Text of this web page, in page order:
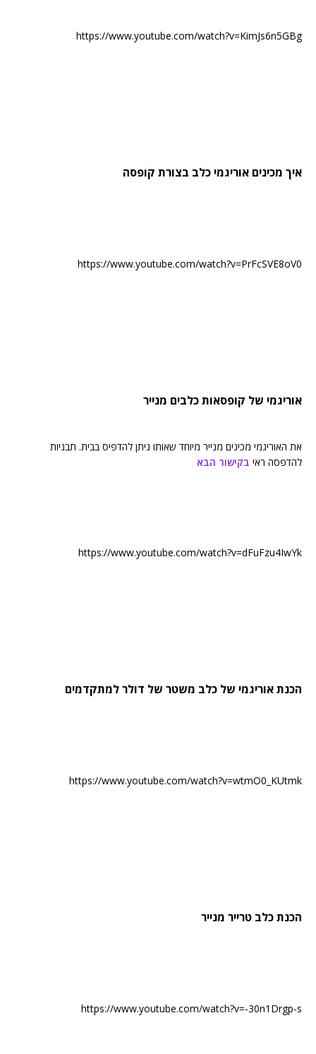
https://www.youtube.com/watch?v=KimJs6n5GBg
איך מכינים אוריגמי כלב בצורת קופסה
https://www.youtube.com/watch?v=PrFcSVE8oV0
אוריגמי של קופסאות כלבים מנייר
את האוריגמי מכינים מנייר מיוחד שאותו ניתן להדפיס בבית. תבניות
להדפסה ראי בקישור הבא
https://www.youtube.com/watch?v=dFuFzu4IwYk
הכנת אוריגמי של כלב משטר של דולר למתקדמים
https://www.youtube.com/watch?v=wtmO0_KUtmk
הכנת כלב טרייר מנייר
https://www.youtube.com/watch?v=-30n1Drgp-s